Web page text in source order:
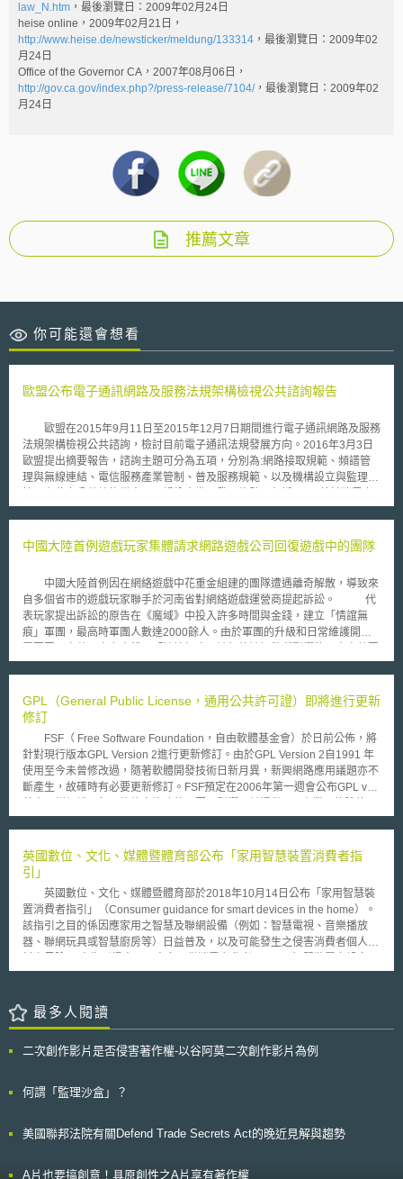
law_N.htm ，最後瀏覽日：2009年02月24日
heise online，2009年02月21日，
http://www.heise.de/newsticker/meldung/133314 ，最後瀏覽日：2009年02
月24日
Office of the Governor CA，2007年08月06日，
http://gov.ca.gov/index.php?/press-release/7104/，最後瀏覽日：2009年02
月24日
推薦文章
你可能還會想看
歐盟公布電子通訊網路及服務法規架構檢視公共諮詢報告
歐盟在2015年9月11日至2015年12月7日期間進行電子通訊網路及服務
法規架構檢視公共諮詢，檢討目前電子通訊法規發展方向。2016年3月3日
歐盟提出摘要報告，諮詢主題可分為五項，分別為:網路接取規範、頻譜管
理與無線連結、電信服務產業管制、普及服務規範、以及機構設立與監理
或市場需求，網路已成為促進數位社會、經濟發展之主要方式。 二、網路
多數認為目前法規架構無法促進內部市場發展，未來應朝向電信市場自由化
分，無線寬頻網路固然重要，但未來仍應朝向促進新行動通訊技術發展，如
5G技術等。 五、未來對於頻譜的規劃與應用應更具彈性，且進行技術領域
調和。 六、許多會員國因應科技技術的進步更新電信法規，透過促進下世
代基礎建設投資以及其他方式，未來希望能使電信法規更具有彈性與簡化。
七、未來將著重考量長期投資研發帶來的效益。 八、消費者希望未來能重
設投資的成本分擔。 九、重新思考普及服務，亦即給予會員國更多的彈性
產業管制，以及設定使用者保護規範，而基於電信事業立場，特別是在服務
部分，則需要整合性規範。部分也認為電信法規亦適用於相同性質之服務，
例如OTT。 十一、多數認為，歐盟層級的管制機構應該重新檢視，以協助未
來法規的修正。
中國大陸首例遊戲玩家集體請求網路遊戲公司回復遊戲中的團隊
中國大陸首例因在網絡遊戲中花重金組建的團隊遭遇離奇解散，導致來
自多個省市的遊戲玩家聯手於河南省對網絡遊戲運營商提起訴訟。 代
表玩家提出訴訟的原告在《魔域》中投入許多時間與金錢，建立「情誼無
痕」軍團，最高時軍團人數達2000餘人。由於軍團的升級和日常維護開支
多。 被告網龍公司主張遊戲帳號註冊時所輸入的身份證並非原告本
解散，由此可推斷該帳號曾有兩人以上使用，故不能排除該帳號曾借與朋友
使用或被他人盜號使用而將軍團解散。 每法官與原被告雙方進行調
解，因雙方意見分歧，最終未達成調解協議。玩家表示如果網龍公司不能給
予合理的答覆，他們將聯合分佈在全國各地的其他玩家陸續不斷地起訴網龍
公司。
GPL（General Public License，通用公共許可證）即將進行更新
修訂
FSF（ Free Software Foundation，自由軟體基金會）於日前公佈，將
針對現行版本GPL Version 2進行更新修訂。由於GPL Version 2自1991 年
使用至今未曾修改過，隨著軟體開發技術日新月異，新興網路應用議題亦不
斷產生，故確時有必要更新修訂。FSF預定在2006年第一週會公布GPL v3
者、以及和GPL v3有利害關係的各界人士，共同彙集多方的意見，以期獲
款，但現今世界各國的著作權法與專利法等相關法令規範不一，再加上新興
的網路應用技術與模式，GPL v3新規範應儘可能將上述要項考量納入增
訂，以避免引發爭議；若是相關爭議順利解決的話，預料2007年年初就可
將GPL v3擬訂完成。
英國數位、文化、媒體暨體育部公布「家用智慧裝置消費者指
引」
英國數位、文化、媒體暨體育部於2018年10月14日公布「家用智慧裝
置消費者指引」（Consumer guidance for smart devices in the home）。
該指引之目的係因應家用之智慧及聯網設備（例如：智慧電視、音樂播放
器、聯網玩具或智慧廚房等）日益普及，以及可能發生之侵害消費者個人資
(一) 應閱讀與遵循智慧設備之設定指示。 (二) 確認設備指示是否要
(例如，0000)，則應更換成較複雜之密碼。 二. 帳號管理 (一) 確保密
碼複雜性。 (二) 若設備提供雙重驗證功能，消費者應使用之。 (三)
三. 持續更新應用軟體與Apps (一) 消費者應檢查其設備是否可設定自
之通知，應採取行動 (一) 於接到資安事件通知後，應訪問製造商網站以
最多人閱讀
二次創作影片是否侵害著作權-以谷阿莫二次創作影片為例
何謂「監理沙盒」？
美國聯邦法院有關Defend Trade Secrets Act的晚近見解與趨勢
A片也要搞創意！具原創性之A片享有著作權